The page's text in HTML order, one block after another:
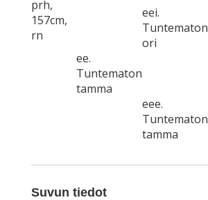
prh,
157cm,
rn
ee.
Tuntematon
tamma
eei.
Tuntematon
ori
eee.
Tuntematon
tamma
Suvun tiedot